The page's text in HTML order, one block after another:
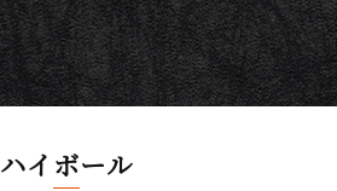
ハイボール